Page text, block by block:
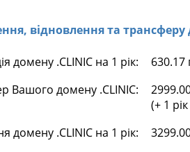
відновлення та трансферу
домену .CLINIC на 1 рік:
630.17
Вашого домену .CLINIC:
(+ 1
домену .CLINIC на 1 рік: